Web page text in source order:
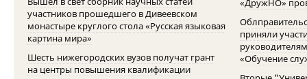
участников прошедшего в Дивеевском
монастыре круглого стола «Русская языковая
картина мира»
Шесть нижегородских вузов получат грант
на центры повышения квалификации
«ДружНО»
приняли
«Обучение